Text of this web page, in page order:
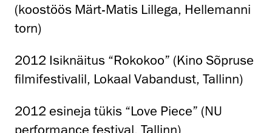
(koostöös Märt-Matis Lillega, Hellemanni
torn)
2012 Isiknäitus “Rokokoo” (Kino Sõpruse
filmifestivalil, Lokaal Vabandust, Tallinn)
2012 esineja tükis “Love Piece” (NU
performance festival, Tallinn)